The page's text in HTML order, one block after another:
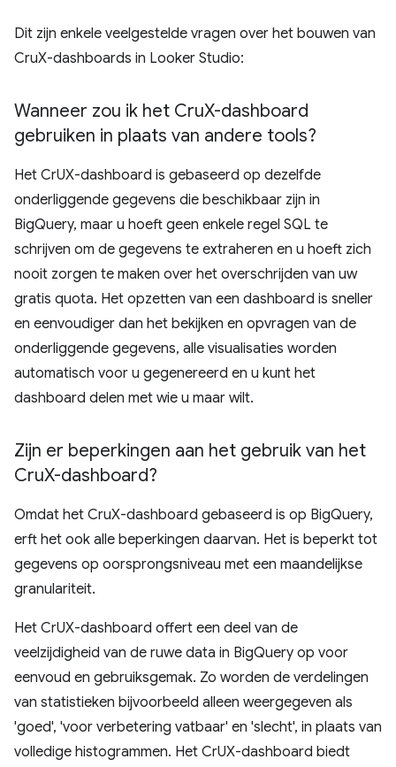
Dit zijn enkele veelgestelde vragen over het bouwen van
CruX-dashboards in Looker Studio:
Wanneer zou ik het CruX-dashboard
gebruiken in plaats van andere tools?
Het CrUX-dashboard is gebaseerd op dezelfde
onderliggende gegevens die beschikbaar zijn in
BigQuery, maar u hoeft geen enkele regel SQL te
schrijven om de gegevens te extraheren en u hoeft zich
nooit zorgen te maken over het overschrijden van uw
gratis quota. Het opzetten van een dashboard is sneller
en eenvoudiger dan het bekijken en opvragen van de
onderliggende gegevens, alle visualisaties worden
automatisch voor u gegenereerd en u kunt het
dashboard delen met wie u maar wilt.
Zijn er beperkingen aan het gebruik van het
CruX-dashboard?
Omdat het CruX-dashboard gebaseerd is op BigQuery,
erft het ook alle beperkingen daarvan. Het is beperkt tot
gegevens op oorsprongsniveau met een maandelijkse
granulariteit.
Het CrUX-dashboard offert een deel van de
veelzijdigheid van de ruwe data in BigQuery op voor
eenvoud en gebruiksgemak. Zo worden de verdelingen
van statistieken bijvoorbeeld alleen weergegeven als
'goed', 'voor verbetering vatbaar' en 'slecht', in plaats van
volledige histogrammen. Het CrUX-dashboard biedt